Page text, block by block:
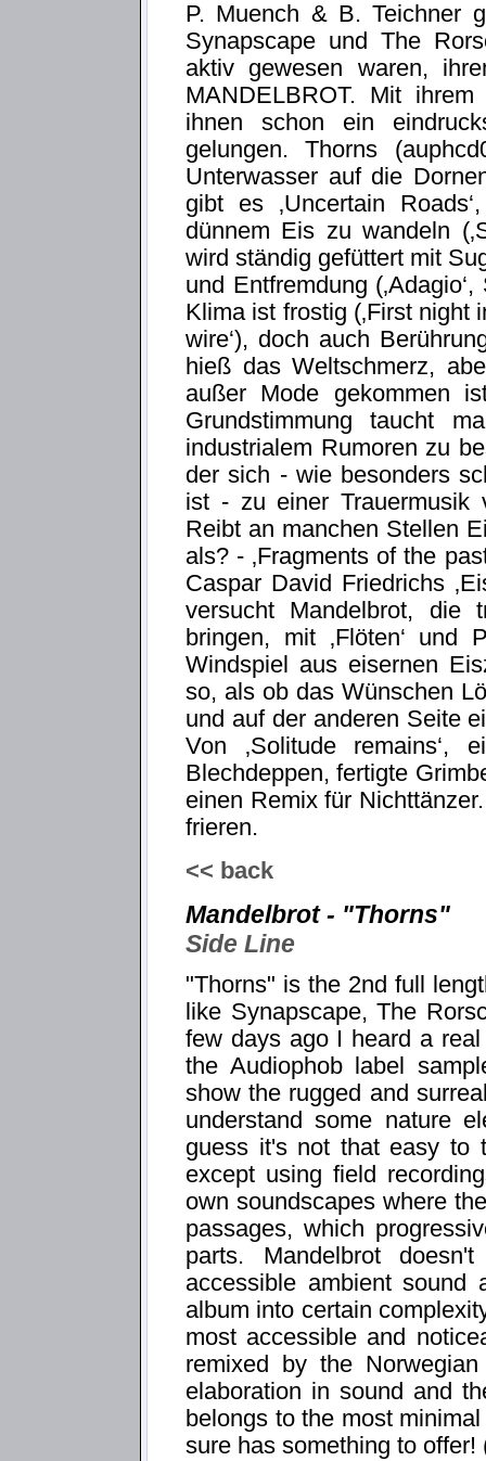
P. Muench & B. Teichner
Synapscape und The
aktiv gewesen waren,
MANDELBROT. Mit
ihnen schon ein
gelungen. Thorns
Unterwasser auf die
gibt es ‚Uncertain
dünnem Eis zu wandeln
wird ständig gefüttert mit
und Entfremdung
Klima ist frostig (‚First night
wire‘), doch auch
hieß das Weltschmerz,
außer Mode gekommen
Grundstimmung taucht
industrialem Rumoren zu
der sich - wie besonders
ist - zu einer Trauermusik
Reibt an manchen Stellen
als? - ‚Fragments of the
Caspar David Friedrichs
versucht Mandelbrot, die
bringen, mit ‚Flöten‘ und
Windspiel aus eisernen
so, als ob das Wünschen
und auf der anderen Seite
Von ‚Solitude remains‘,
Blechdeppen, fertigte
einen Remix für
frieren.
<< back
Mandelbrot - "Thorns"
Side Line
"Thorns" is the 2nd full
like Synapscape, The
few days ago I heard a
the Audiophob label
show the rugged and
understand some nature
guess it's not that easy to
except using field
own soundscapes where
passages, which
parts. Mandelbrot
accessible ambient
album into certain
most accessible and
remixed by the
elaboration in sound and
belongs to the most
sure has something to offer!